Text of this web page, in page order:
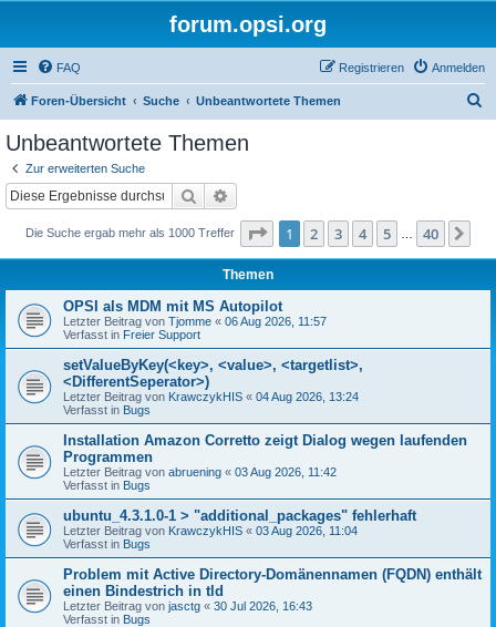
forum.opsi.org
FAQ Anmelden
Registrieren
Foren-Übersicht Suche Unbeantwortete Themen
Unbeantwortete Themen
Zur erweiterten Suche
Suche
Die Suche ergab mehr als 1000 Treffer Seite 1von 40
1 2 3 4 5 40
Themen
OPSI als MDM mit MS Autopilot
Letzter Beitrag von Tjomme « 06 Aug 2026, 11:57
Verfasst in Freier Support
setValueByKey(<key>, <value>, <targetlist>,
<DifferentSeperator>)
Letzter Beitrag von KrawczykHIS « 04 Aug 2026, 13:24
Verfasst in Bugs
Installation Amazon Corretto zeigt Dialog wegen laufenden
Programmen
Letzter Beitrag von abruening « 03 Aug 2026, 11:42
Verfasst in Bugs
ubuntu_4.3.1.0-1 > "additional_packages" fehlerhaft
Letzter Beitrag von KrawczykHIS « 03 Aug 2026, 11:04
Verfasst in Bugs
Problem mit Active Directory-Domänennamen (FQDN) enthält
einen Bindestrich in tld
Letzter Beitrag von jasctg « 30 Jul 2026, 16:43
Verfasst in Bugs